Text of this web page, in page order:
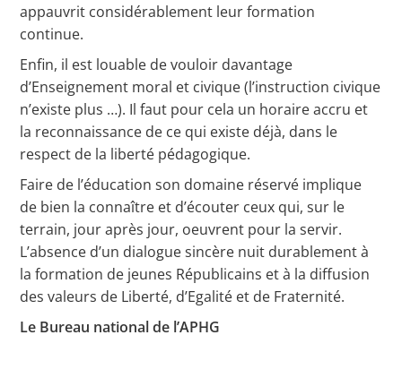
appauvrit considérablement leur formation
continue.
Enfin, il est louable de vouloir davantage
d’Enseignement moral et civique (l’instruction civique
n’existe plus …). Il faut pour cela un horaire accru et
la reconnaissance de ce qui existe déjà, dans le
respect de la liberté pédagogique.
Faire de l’éducation son domaine réservé implique
de bien la connaître et d’écouter ceux qui, sur le
terrain, jour après jour, oeuvrent pour la servir.
L’absence d’un dialogue sincère nuit durablement à
la formation de jeunes Républicains et à la diffusion
des valeurs de Liberté, d’Egalité et de Fraternité.
Le Bureau national de l’APHG